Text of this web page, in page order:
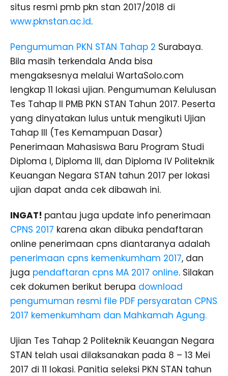
situs resmi pmb pkn stan 2017/2018 di
www.pknstan.ac.id.
Pengumuman PKN STAN Tahap 2 Surabaya.
Bila masih terkendala Anda bisa
mengaksesnya melalui WartaSolo.com
lengkap 11 lokasi ujian. Pengumuman Kelulusan
Tes Tahap II PMB PKN STAN Tahun 2017. Peserta
yang dinyatakan lulus untuk mengikuti Ujian
Tahap III (Tes Kemampuan Dasar)
Penerimaan Mahasiswa Baru Program Studi
Diploma I, Diploma III, dan Diploma IV Politeknik
Keuangan Negara STAN tahun 2017 per lokasi
ujian dapat anda cek dibawah ini.
INGAT! pantau juga update info penerimaan
CPNS 2017 karena akan dibuka pendaftaran
online penerimaan cpns diantaranya adalah
penerimaan cpns kemenkumham 2017, dan
juga pendaftaran cpns MA 2017 online. Silakan
cek dokumen berikut berupa download
pengumuman resmi file PDF persyaratan CPNS
2017 kemenkumham dan Mahkamah Agung.
Ujian Tes Tahap 2 Politeknik Keuangan Negara
STAN telah usai dilaksanakan pada 8 – 13 Mei
2017 di 11 lokasi. Panitia seleksi PKN STAN tahun